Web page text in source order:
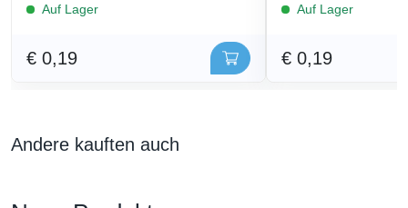
Auf Lager
€ 0,19
Auf Lager
€ 0,19
Andere kauften auch